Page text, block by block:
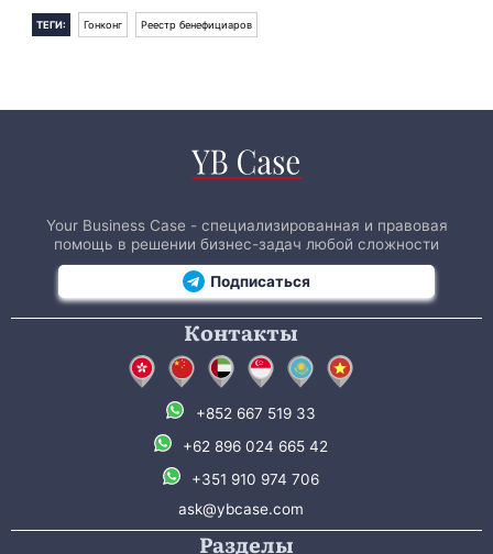
ТЕГИ: Гонконг Реестр бенефициаров
Your Business Case - специализированная и правовая
помощь в решении бизнес-задач любой сложности
Подписаться
Контакты
+852 667 519 33
+62 896 024 665 42
+351 910 974 706
ask@ybcase.com
Разделы